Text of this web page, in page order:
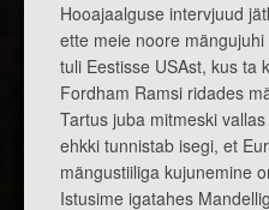
Hooajaalguse intervjuud
ette meie noore
tuli Eestisse USAst, kus ta
Fordham Ramsi ridades
Tartus juba mitmeski
ehkki tunnistab isegi, et
mängustiiliga kujunemine
Istusime igatahes